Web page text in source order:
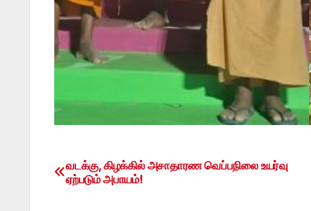
Post
வடக்கு, கிழக்கில் அசாதாரண வெப்பநிலை உயர்வு
ஏற்படும் அபாயம்!